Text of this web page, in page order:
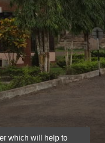
which will help to